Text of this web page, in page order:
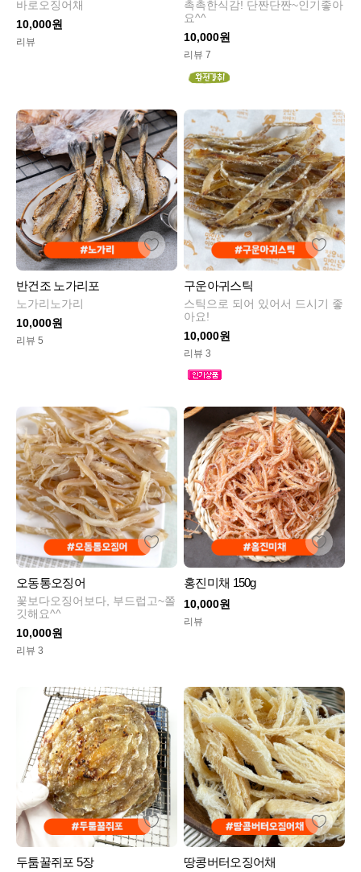
바로오징어채
10,000원
리뷰
촉촉한식감! 단짠단짠~인기좋아
요^^
10,000원
리뷰 7
반건조 노가리포
노가리노가리
10,000원
리뷰 5
구운아귀스틱
스틱으로 되어 있어서 드시기 좋
아요!
10,000원
리뷰 3
오동통오징어
꽃보다오징어보다, 부드럽고~쫄
깃해요^^
10,000원
리뷰 3
홍진미채 150g
10,000원
리뷰
두툼꿀쥐포 5장 땅콩버터오징어채